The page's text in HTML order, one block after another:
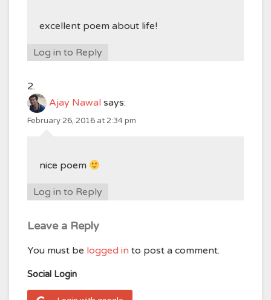
excellent poem about life!
Log in to Reply
Ajay Nawal says:
February 26, 2016 at 2:34 pm
nice poem
Log in to Reply
Leave a Reply
You must be logged in to post a comment.
Social Login